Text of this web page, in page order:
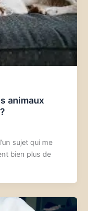
animaux
sujet qui me
bien plus de